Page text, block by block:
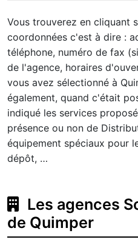
Vous trouverez en cliquant
coordonnées c'est à dire :
téléphone, numéro de fax
de l'agence, horaires
vous avez sélectionné à
également, quand c'était
indiqué les services
présence ou non de
équipement spéciaux pour
dépôt, …
Les agences
de Quimper